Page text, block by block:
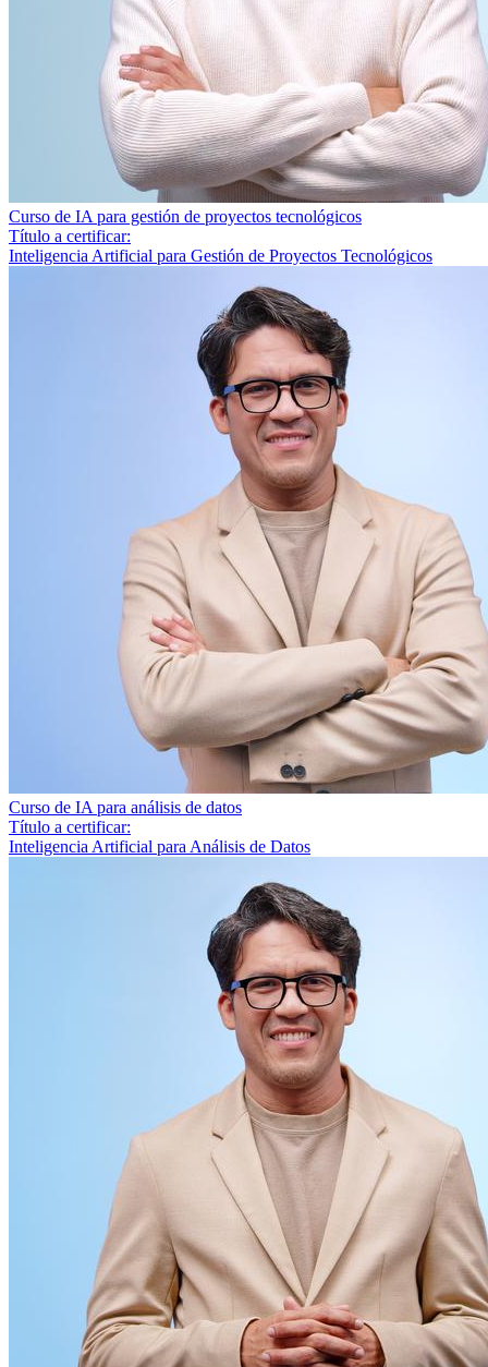
Curso de IA para gestión de proyectos tecnológicos
Título a certificar:
Inteligencia Artificial para Gestión de Proyectos Tecnológicos
Curso de IA para análisis de datos
Título a certificar:
Inteligencia Artificial para Análisis de Datos